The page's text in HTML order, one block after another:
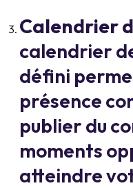
Calendrier
calendrier
défini
présence
publier du
moments
atteindre